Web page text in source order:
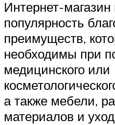
Интернет-
популярность
преимуществ,
необходимы при
медицинского или
а также мебели,
материалов и